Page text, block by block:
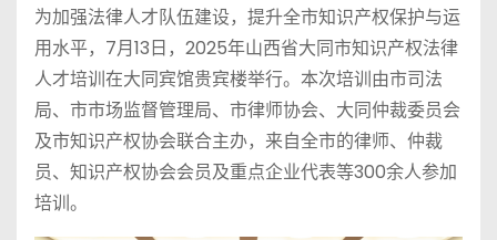
为加强法律人才队伍建设，提升全市知识产权保护与运
用水平，7月13日，2025年山西省大同市知识产权法律
人才培训在大同宾馆贵宾楼举行。本次培训由市司法
局、市市场监督管理局、市律师协会、大同仲裁委员会
及市知识产权协会联合主办，来自全市的律师、仲裁
员、知识产权协会会员及重点企业代表等300余人参加
培训。